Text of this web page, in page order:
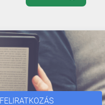
FELIRATKOZÁS